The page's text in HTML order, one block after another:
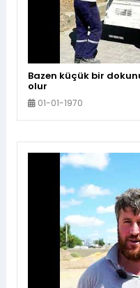
Bazen küçük bir
olur
01-01-1970